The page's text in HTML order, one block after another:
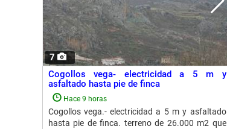
7
Cogollos vega- electricidad a 5 m y
asfaltado hasta pie de finca
Hace 9 horas
Cogollos vega.- electricidad a 5 m y asfaltado
hasta pie de finca. terreno de 26.000 m2 que